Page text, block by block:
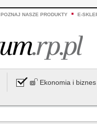
POZNAJ NASZE PRODUKTY E-
Ekonomia i biznes